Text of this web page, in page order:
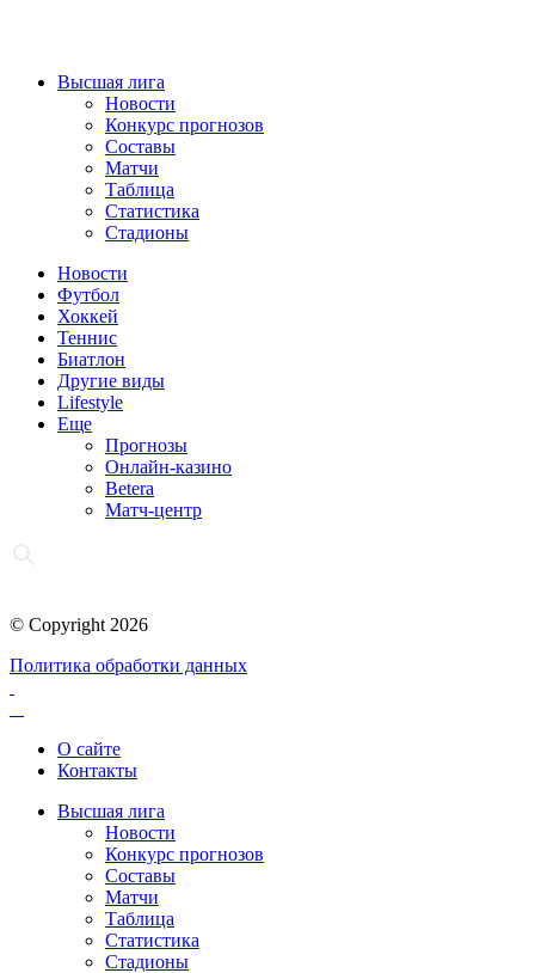
Высшая лига
Новости
Конкурс прогнозов
Составы
Матчи
Таблица
Статистика
Стадионы
Новости
Футбол
Хоккей
Теннис
Биатлон
Другие виды
Lifestyle
Еще
Прогнозы
Онлайн-казино
Betera
Матч-центр
© Copyright 2026
Политика обработки данных
О сайте
Контакты
Высшая лига
Новости
Конкурс прогнозов
Составы
Матчи
Таблица
Статистика
Стадионы